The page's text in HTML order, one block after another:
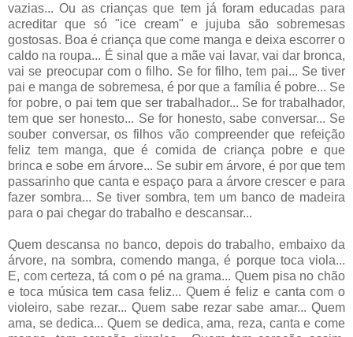
vazias... Ou as crianças que tem já foram educadas para
acreditar que só "ice cream" e jujuba são sobremesas
gostosas. Boa é criança que come manga e deixa escorrer o
caldo na roupa... É sinal que a mãe vai lavar, vai dar bronca,
vai se preocupar com o filho. Se for filho, tem pai... Se tiver
pai e manga de sobremesa, é por que a família é pobre... Se
for pobre, o pai tem que ser trabalhador... Se for trabalhador,
tem que ser honesto... Se for honesto, sabe conversar... Se
souber conversar, os filhos vão compreender que refeição
feliz tem manga, que é comida de criança pobre e que
brinca e sobe em árvore... Se subir em árvore, é por que tem
passarinho que canta e espaço para a árvore crescer e para
fazer sombra... Se tiver sombra, tem um banco de madeira
para o pai chegar do trabalho e descansar...
Quem descansa no banco, depois do trabalho, embaixo da
árvore, na sombra, comendo manga, é porque toca viola...
E, com certeza, tá com o pé na grama... Quem pisa no chão
e toca música tem casa feliz... Quem é feliz e canta com o
violeiro, sabe rezar... Quem sabe rezar sabe amar... Quem
ama, se dedica... Quem se dedica, ama, reza, canta e come